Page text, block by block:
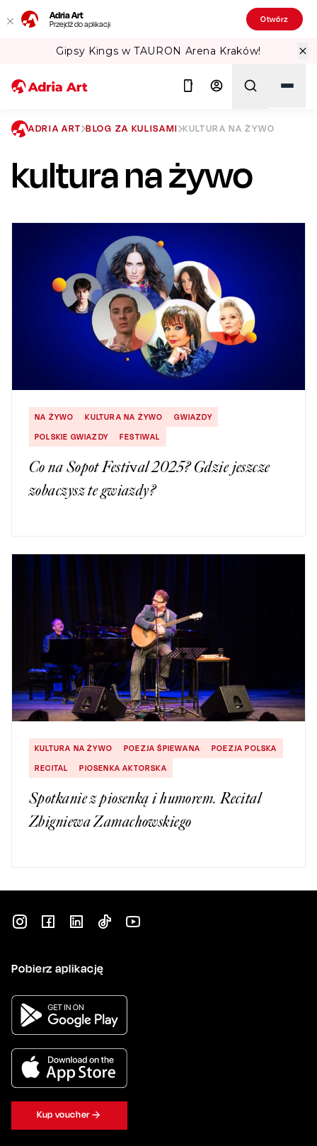
Adria Art
Przejdź do aplikacji Otwórz
Gipsy Kings w TAURON Arena Kraków!
ADRIA ART BLOG ZA KULISAMI KULTURA NA ŻYWO
kultura na żywo
NA ŻYWO KULTURA NA ŻYWO
GWIAZDY
POLSKIE GWIAZDY
FESTIWAL
Co na Sopot Festival 2025? Gdzie jeszcze
zobaczysz te gwiazdy?
KULTURA NA ŻYWO POEZJA ŚPIEWANA
POEZJA POLSKA
RECITAL
PIOSENKA AKTORSKA
Spotkanie z piosenką i humorem. Recital
Zbigniewa Zamachowskiego
Pobierz aplikację
Kup voucher